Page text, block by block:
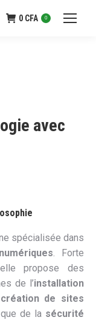
0 CFA 0
avec
spécialisée dans
. Forte
propose des
de l’installation
création de sites
de la sécurité